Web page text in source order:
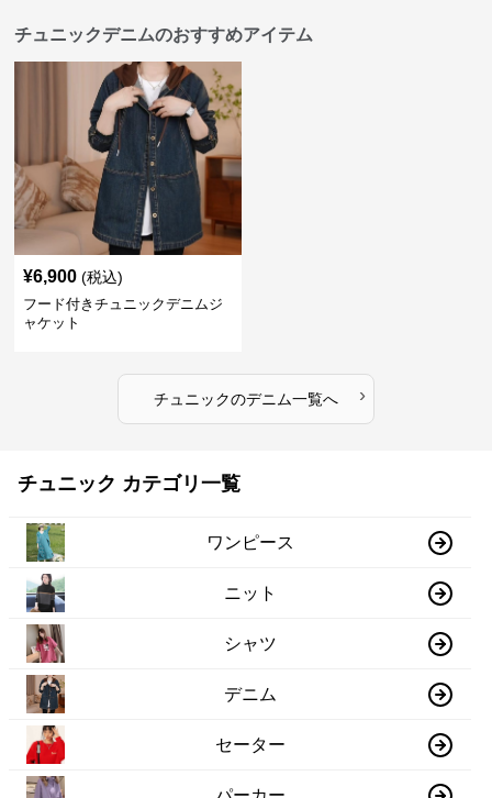
チュニックデニムのおすすめアイテム
¥6,900 (税込)
フード付きチュニックデニムジ
ャケット
チュニックのデニム一覧へ ›
チュニック カテゴリ一覧
ワンピース
ニット
シャツ
デニム
セーター